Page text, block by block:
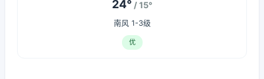
24° / 15°
南风 1-3级
优